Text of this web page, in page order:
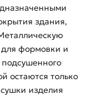
здания,
для формовки и
остаются только
изделия